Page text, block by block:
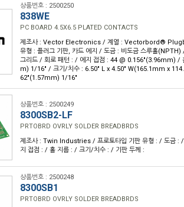
상품번호 : 2500250
838WE
PC BOARD 4.5X6.5 PLATED CONTACTS
제조사 : Vector Electronics / 계열 : Vectorbord®
유형 : 플러그 기판, 카드 에지 / 도금 : 비도금 스루홀
그리드 / 회로 패턴 : / 에지 접점 : 44 @ 0.156"(3.96mm) /
m) 1/16" / 크기/치수 : 6.50" L x 4.50" W(165.1mm x
62"(1.57mm) 1/16"
상품번호 : 2500249
8300SB2-LF
PRTOBRD OVRLY SOLDER BREADBRDS
제조사 : Twin Industries / 프로토타입 기판 유형 : / 도금 :
지 접점 : / 홀 지름 : / 크기/치수 : / 기판 두께 :
상품번호 : 2500248
8300SB1
PRTOBRD OVRLY SOLDER BREADBRDS